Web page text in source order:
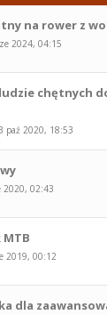
na rower z
2024, 04:15
chętnych
paź 2020, 18:53
2020, 02:43
2019, 00:12
dla